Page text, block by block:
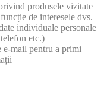
produsele vizitate
de interesele dvs.
individuale personale
etc.)
e-mail pentru a primi